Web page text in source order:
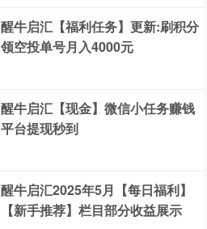
醒牛启汇【福利任务】更新:刷积分
领空投单号月入4000元
醒牛启汇【现金】微信小任务赚钱
平台提现秒到
醒牛启汇2025年5月【每日福利】
【新手推荐】栏目部分收益展示